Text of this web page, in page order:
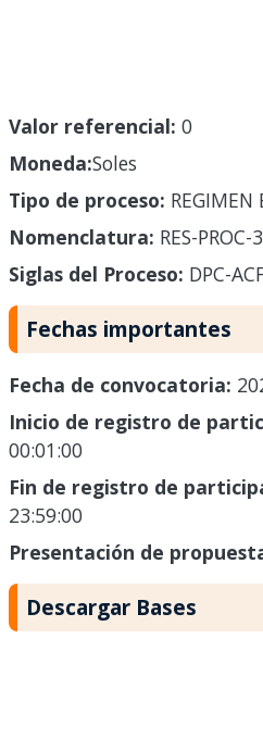
Valor referencial: 0
Moneda:Soles
Tipo de proceso: REGIMEN
Nomenclatura: RES-
Siglas del Proceso: DPC-
Fechas importantes
Fecha de convocatoria:
Inicio de registro de
00:01:00
Fin de registro de
23:59:00
Presentación de
Descargar Bases